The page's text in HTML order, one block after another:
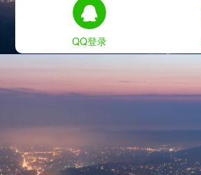
QQ登录